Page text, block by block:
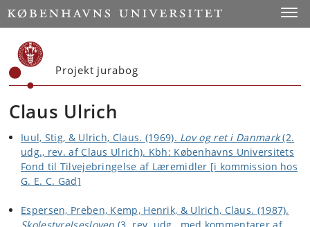
Start
Projekt jurabog
Claus Ulrich
Iuul, Stig, & Ulrich, Claus. (1969). Lov og ret i Danmark(2.
udg., rev. af Claus Ulrich). Kbh: Københavns Universitets
Fond til Tilvejebringelse af Læremidler [i kommission hos
G. E. C. Gad]
Espersen, Preben, Kemp, Henrik, & Ulrich, Claus. (1987).